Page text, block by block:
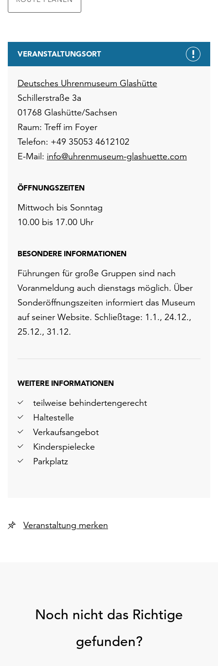
VERANSTALTUNGSORT
Deutsches Uhrenmuseum Glashütte
Schillerstraße 3a
01768 Glashütte/Sachsen
Raum: Treff im Foyer
Telefon: +49 35053 4612102
E-Mail: info@uhrenmuseum-glashuette.com
ÖFFNUNGSZEITEN
Mittwoch bis Sonntag
10.00 bis 17.00 Uhr
BESONDERE INFORMATIONEN
Führungen für große Gruppen sind nach
Voranmeldung auch dienstags möglich. Über
Sonderöffnungszeiten informiert das Museum
auf seiner Website. Schließtage: 1.1., 24.12.,
25.12., 31.12.
WEITERE INFORMATIONEN
teilweise behindertengerecht
Haltestelle
Verkaufsangebot
Kinderspielecke
Parkplatz
Veranstaltung merken
Noch nicht das Richtige
gefunden?